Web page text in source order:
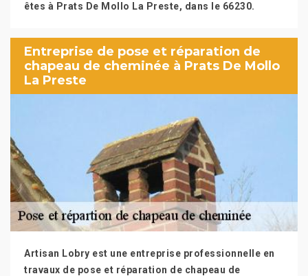
êtes à Prats De Mollo La Preste, dans le 66230.
Entreprise de pose et réparation de
chapeau de cheminée à Prats De Mollo
La Preste
Artisan Lobry est une entreprise professionnelle en
travaux de pose et réparation de chapeau de